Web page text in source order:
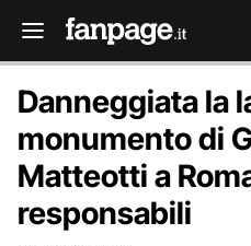
Danneggiata la
monumento di
Matteotti a
responsabili